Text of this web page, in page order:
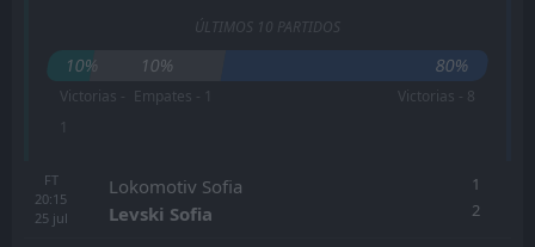
ÚLTIMOS 10 PARTIDOS
10% 10% 80%
Victorias -
1
Empates - 1 Victorias - 8
FT
20:15
25 jul
Lokomotiv Sofia
Levski Sofia
1
2